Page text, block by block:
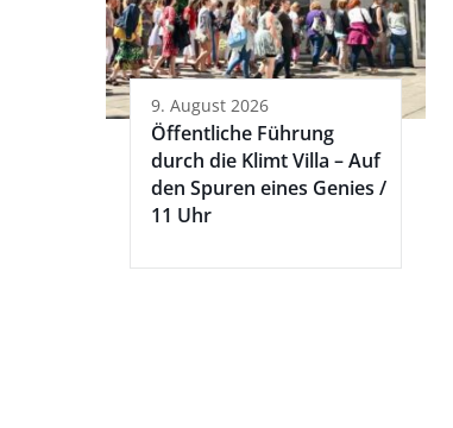
9. August 2026
Öffentliche Führung
durch die Klimt Villa – Auf
den Spuren eines Genies /
11 Uhr